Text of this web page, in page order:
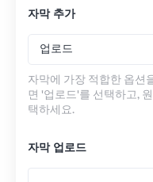
자막 추가
업로드
자막에 가장 적합한 옵션
면 '업로드'를 선택하고,
택하세요.
자막 업로드